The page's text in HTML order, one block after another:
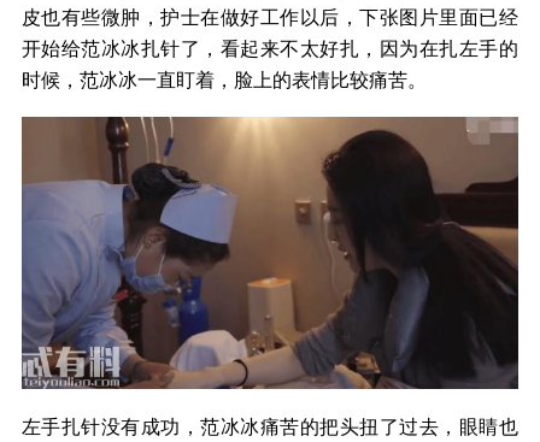
皮也有些微肿，护士在做好工作以后，下张图片里面已经
开始给范冰冰扎针了，看起来不太好扎，因为在扎左手的
时候，范冰冰一直盯着，脸上的表情比较痛苦。
左手扎针没有成功，范冰冰痛苦的把头扭了过去，眼睛也